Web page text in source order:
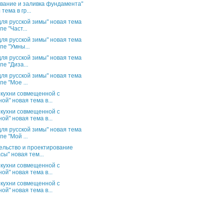
и заливка фундамента"
в гр...
русской зимы" новая тема
"Част...
русской зимы" новая тема
"Умны...
русской зимы" новая тема
"Диза...
русской зимы" новая тема
"Мое ...
совмещенной с
новая тема в...
совмещенной с
новая тема в...
русской зимы" новая тема
"Мой ...
и проектирование
новая тем...
совмещенной с
новая тема в...
совмещенной с
новая тема в...